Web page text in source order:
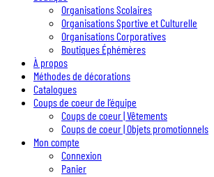
Organisations Scolaires
Organisations Sportive et Culturelle
Organisations Corporatives
Boutiques Éphémères
À propos
Méthodes de décorations
Catalogues
Coups de coeur de l’équipe
Coups de coeur | Vêtements
Coups de coeur | Objets promotionnels
Mon compte
Connexion
Panier